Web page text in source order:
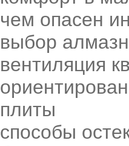
чем опасен
выбор
вентиляция
плиты
способы